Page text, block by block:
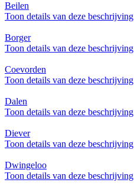
Beilen
Toon details van deze beschrijving
Borger
Toon details van deze beschrijving
Coevorden
Toon details van deze beschrijving
Dalen
Toon details van deze beschrijving
Diever
Toon details van deze beschrijving
Dwingeloo
Toon details van deze beschrijving